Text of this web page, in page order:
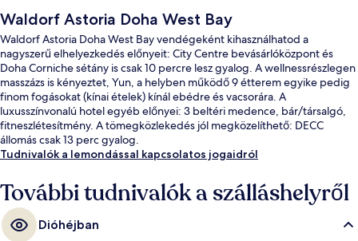
Waldorf Astoria Doha West Bay
Waldorf Astoria Doha West Bay vendégeként kihasználhatod a
nagyszerű elhelyezkedés előnyeit: City Centre bevásárlóközpont és
Doha Corniche sétány is csak 10 percre lesz gyalog. A wellnessrészlegen
masszázs is kényeztet, Yun, a helyben működő 9 étterem egyike pedig
finom fogásokat (kínai ételek) kínál ebédre és vacsorára. A
luxusszínvonalú hotel egyéb előnyei: 3 beltéri medence, bár/társalgó,
fitneszlétesítmény. A tömegközlekedés jól megközelíthető: DECC
állomás csak 13 perc gyalog.
Tudnivalók a lemondással kapcsolatos jogaidról
További tudnivalók a szálláshelyről
Dióhéjban